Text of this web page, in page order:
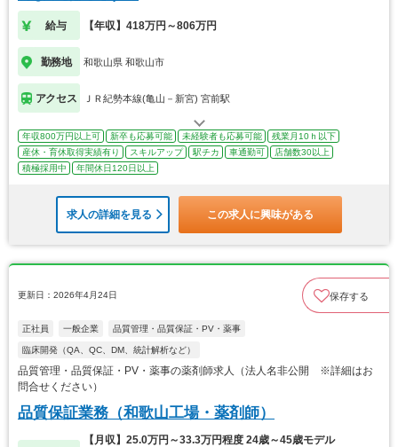
給与 【年収】418万円～806万円
勤務地 和歌山県 和歌山市
アクセス ＪＲ紀勢本線(亀山－新宮) 宮前駅
年収800万円以上可 新卒も応募可能 未経験者も応募可能
残業月10ｈ以下
産休・育休取得実績有り
スキルアップ 駅チカ 車通勤可
店舗数30以上
積極採用中
年間休日120日以上
求人の詳細を見る この求人に興味がある
更新日：2026年4月24日 保存する
正社員 一般企業 品質管理・品質保証・PV・薬事
臨床開発（QA、QC、DM、統計解析など）
品質管理・品質保証・PV・薬事の薬剤師求人（法人名非公開 ※詳細はお
問合せください）
品質保証業務（和歌山工場・薬剤師）
【月収】25.0万円～33.3万円程度 24歳～45歳モデル